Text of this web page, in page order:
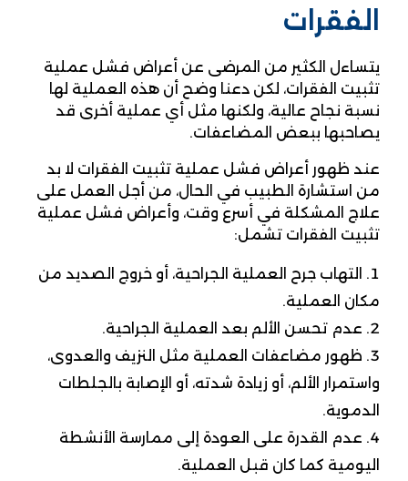
الفقرات
يتساءل الكثير من المرضى عن أعراض فشل عملية
تثبيت الفقرات، لكن دعنا وضح أن هذه العملية لها
نسبة نجاح عالية، ولكنها مثل أي عملية أخرى قد
يصاحبها ببعض المضاعفات.
عند ظهور أعراض فشل عملية تثبيت الفقرات لا بد
من استشارة الطبيب في الحال، من أجل العمل على
علاج المشكلة في أسرع وقت، وأعراض فشل عملية
تثبيت الفقرات تشمل:
التهاب جرح العملية الجراحية، أو خروج الصديد من
مكان العملية.
عدم تحسن الألم بعد العملية الجراحية.
ظهور مضاعفات العملية مثل النزيف والعدوى،
واستمرار الألم، أو زيادة شدته، أو الإصابة بالجلطات
الدموية.
عدم القدرة على العودة إلى ممارسة الأنشطة
اليومية كما كان قبل العملية.